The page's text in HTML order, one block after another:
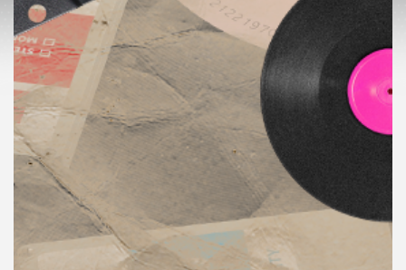
เพล
ย์
ลิ
สต์
แนะนำ
เพล
ย์
ลิ
สต์
ของ